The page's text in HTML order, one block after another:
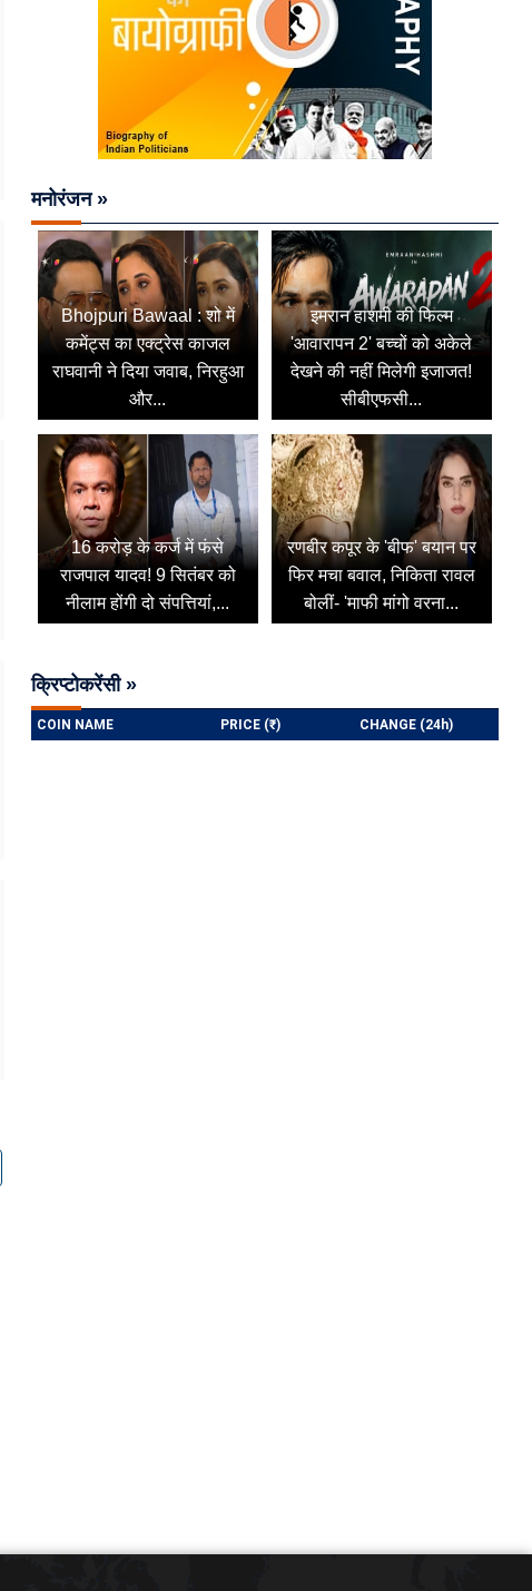
मनोरंजन »
Bhojpuri Bawaal : शो में
कमेंट्स का एक्ट्रेस काजल
राघवानी ने दिया जवाब, निरहुआ
और...
इमरान हाशमी की फिल्म
'आवारापन 2' बच्चों को अकेले
देखने की नहीं मिलेगी इजाजत!
सीबीएफसी...
16 करोड़ के कर्ज में फंसे
राजपाल यादव! 9 सितंबर को
नीलाम होंगी दो संपत्तियां,...
रणबीर कपूर के 'बीफ' बयान पर
फिर मचा बवाल, निकिता रावल
बोलीं- 'माफी मांगो वरना...
क्रिप्टोकरेंसी »